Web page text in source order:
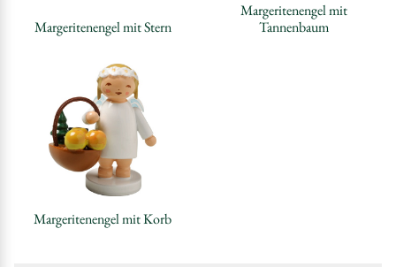
Margeritenengel mit Stern
Margeritenengel mit
Tannenbaum
Margeritenengel mit Korb